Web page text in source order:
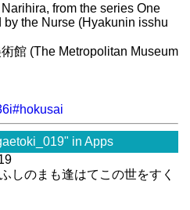
from the series One
the Nurse (Hyakunin isshu
館 (The Metropolitan Museum
in Apps
しのまも逢はてこの世をすく